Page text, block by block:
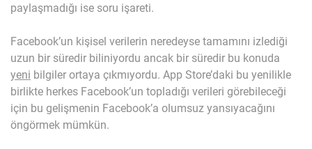
paylaşmadığı ise soru işareti.
Facebook’un kişisel verilerin neredeyse tamamını izlediği
uzun bir süredir biliniyordu ancak bir süredir bu konuda
yeni bilgiler ortaya çıkmıyordu. App Store’daki bu yenilikle
birlikte herkes Facebook’un topladığı verileri görebileceği
için bu gelişmenin Facebook’a olumsuz yansıyacağını
öngörmek mümkün.